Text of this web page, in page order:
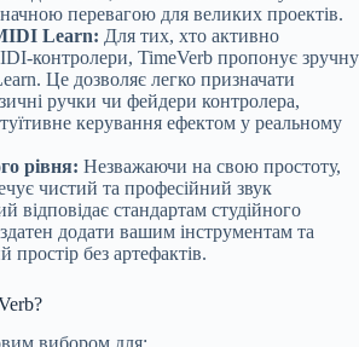
перевагою для великих проектів.
Learn: Для тих, хто активно
контролери, TimeVerb пропонує зручну
Це дозволяє легко призначати
ручки чи фейдери контролера,
керування ефектом у реальному
рівня: Незважаючи на свою простоту,
чистий та професійний звук
відповідає стандартам студійного
додати вашим інструментам та
без артефактів.